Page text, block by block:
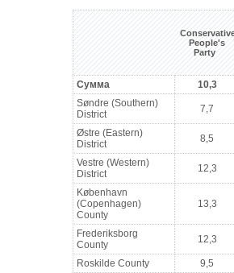
People's
Party
Сумма 10,3
Søndre (Southern)
District
7,7
Østre (Eastern)
District
8,5
Vestre (Western)
District
12,3
København
(Copenhagen)
County
13,3
Frederiksborg
County
12,3
Roskilde County 9,5